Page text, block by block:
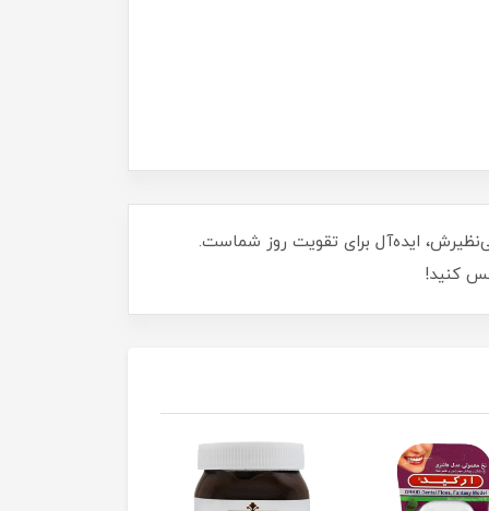
ایده‌آل برای تقویت روز شماست.